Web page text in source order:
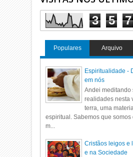
3 5 7
Populares Arquivo
Espiritualidade -
em nós
Andei meditando
realidades nesta
terra, uma
espiritual. Sabemos que somos
m...
Cristãos leigos e
e na Sociedade